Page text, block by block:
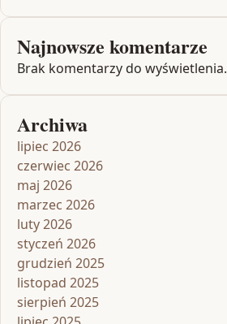
Najnowsze komentarze
Brak komentarzy do wyświetlenia.
Archiwa
lipiec 2026
czerwiec 2026
maj 2026
marzec 2026
luty 2026
styczeń 2026
grudzień 2025
listopad 2025
sierpień 2025